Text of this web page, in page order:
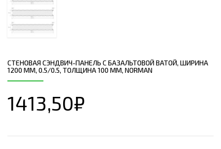
СТЕНОВАЯ СЭНДВИЧ-ПАНЕЛЬ С БАЗАЛЬТОВОЙ ВАТОЙ, ШИРИНА
1200 ММ, 0.5/0.5, ТОЛЩИНА 100 ММ, NORMAN
1413,50₽